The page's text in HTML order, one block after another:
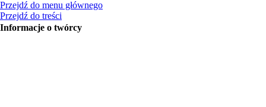
Przejdź do menu głównego
Przejdź do treści
Informacje o twórcy